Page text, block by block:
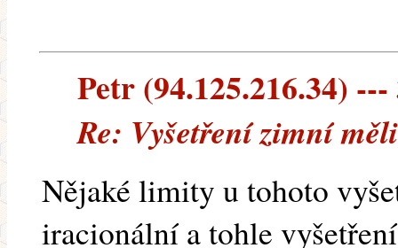
Petr (94.125.216.34) ---
Re: Vyšetření zimní
Nějaké limity u tohoto
iracionální a tohle